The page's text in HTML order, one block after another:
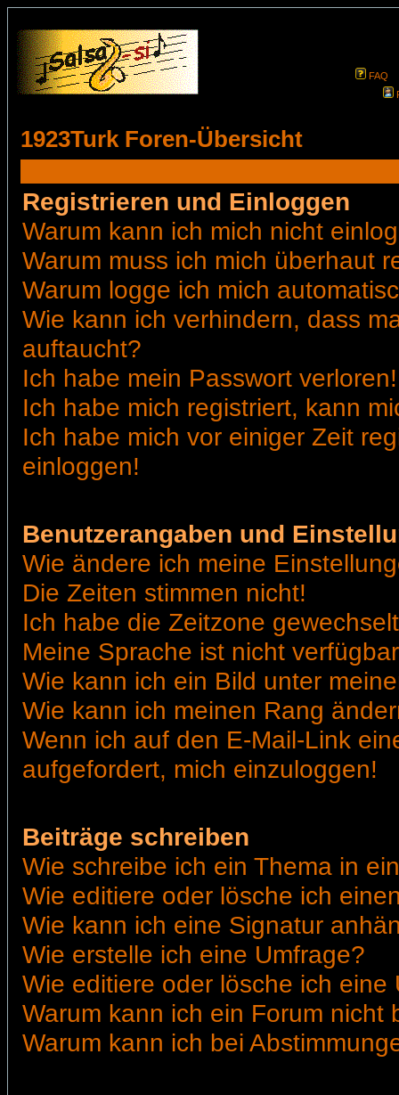
FAQ
1923Turk Foren-Übersicht
Registrieren und Einloggen
Warum kann ich mich nicht
Warum muss ich mich überhaut
Warum logge ich mich
Wie kann ich verhindern, dass
auftaucht?
Ich habe mein Passwort verloren!
Ich habe mich registriert, kann
Ich habe mich vor einiger Zeit
einloggen!
Benutzerangaben und
Wie ändere ich meine
Die Zeiten stimmen nicht!
Ich habe die Zeitzone
Meine Sprache ist nicht
Wie kann ich ein Bild unter
Wie kann ich meinen Rang
Wenn ich auf den E-Mail-Link
aufgefordert, mich einzuloggen!
Beiträge schreiben
Wie schreibe ich ein Thema in
Wie editiere oder lösche ich
Wie kann ich eine Signatur
Wie erstelle ich eine Umfrage?
Wie editiere oder lösche ich eine
Warum kann ich ein Forum nicht
Warum kann ich bei